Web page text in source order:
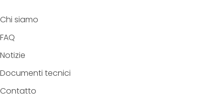
Chi siamo
FAQ
Notizie
Documenti tecnici
Contatto